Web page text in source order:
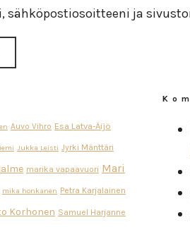
sähköpostiosoitteeni ja
Auvo Vihro Esa Latva-Äijö
Jukka Leisti Jyrki Mänttäri
marika vapaavuori Mari
mika honkanen Petra Karjalainen
Korhonen Samuel Harjanne